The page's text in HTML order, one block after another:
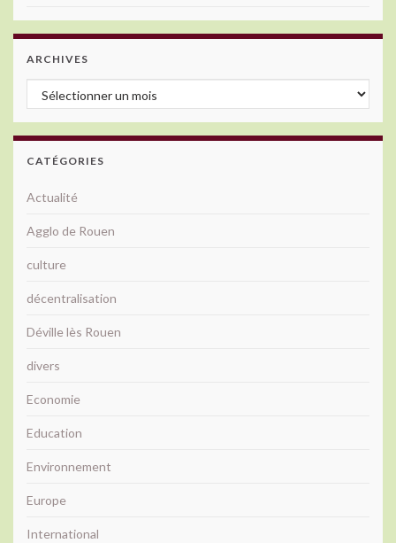
ARCHIVES
Archives
CATÉGORIES
Actualité
Agglo de Rouen
culture
décentralisation
Déville lès Rouen
divers
Economie
Education
Environnement
Europe
International